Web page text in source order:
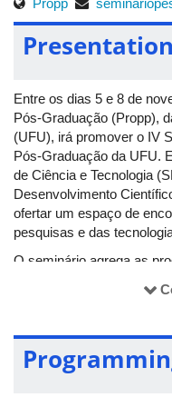
Propp
Presentation
Entre os dias 5 e 8 de
Pós-Graduação (Propp),
(UFU), irá promover o IV
Pós-Graduação da UFU.
de Ciência e Tecnologia
Desenvolvimento
ofertar um espaço de
pesquisas e das
O seminário agrega as
participação da Diretoria
Transferência
parceria com o Centro de
Empreendedoras